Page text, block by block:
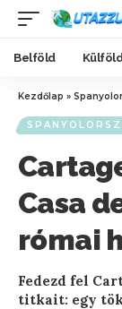
Belföld Külföld
Kezdőlap »
Casa
római
Fedezd fel
titkait: egy